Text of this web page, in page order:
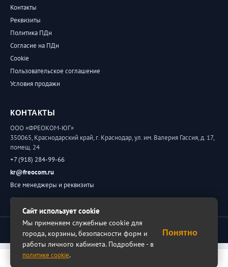
Контакты
Реквизиты
Политика ПДн
Согласие на ПДн
Cookie
Пользовательское соглашение
Условия продажи
КОНТАКТЫ
ООО «ФРЕОКОМ-ЮГ»
350065, Краснодарский край, г. Краснодар, ул. им. Валерия Гассия, д. 17,
помещ. 24
+7 (918) 284-99-66
kr@freocom.ru
Все менеджеры и реквизиты
Обратная связь
© 2026 ФРЕОКОМ. Все права защищены.
Сайт использует cookie
Мы применяем служебные cookie для
города, корзины, безопасности форм и
работы личного кабинета. Подробнее - в
политике cookie.
Понятно